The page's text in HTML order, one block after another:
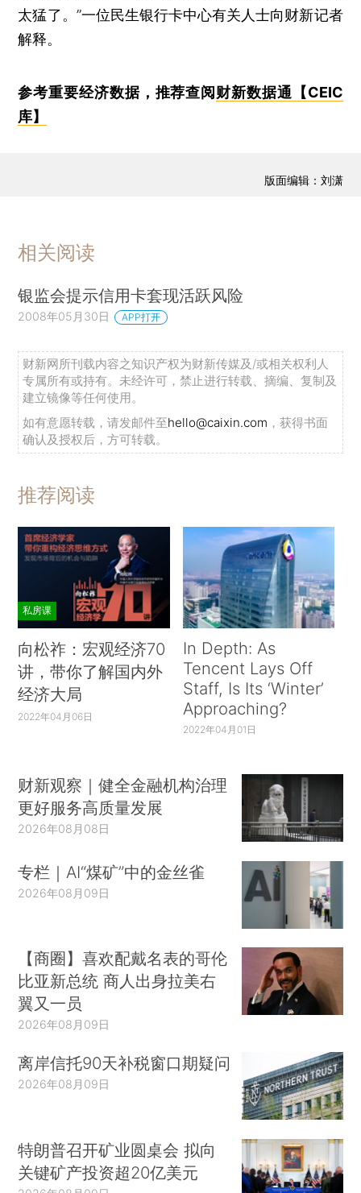
太猛了。”一位民生银行卡中心有关人士向财新记者
解释。
参考重要经济数据，推荐查阅财新数据通【CEIC
库】
版面编辑：刘潇
相关阅读
银监会提示信用卡套现活跃风险
2008年05月30日 APP打开
财新网所刊载内容之知识产权为财新传媒及/或相关权利人
专属所有或持有。未经许可，禁止进行转载、摘编、复制及
建立镜像等任何使用。
如有意愿转载，请发邮件至hello@caixin.com ，获得书面
确认及授权后，方可转载。
推荐阅读
私房课
向松祚：宏观经济70
讲，带你了解国内外
经济大局
2022年04月06日
In Depth: As
Tencent Lays Off
Staff, Is Its ‘Winter’
Approaching?
2022年04月01日
财新观察｜健全金融机构治理
更好服务高质量发展
2026年08月08日
专栏｜AI“煤矿”中的金丝雀
2026年08月09日
【商圈】喜欢配戴名表的哥伦
比亚新总统 商人出身拉美右
翼又一员
2026年08月09日
离岸信托90天补税窗口期疑问
2026年08月09日
特朗普召开矿业圆桌会 拟向
关键矿产投资超20亿美元